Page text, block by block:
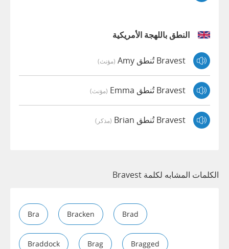
النطق باللهجة الأمريكية
Bravest تُنطق Amy (مؤنث)
Bravest تُنطق Emma (مؤنث)
Bravest تُنطق Brian (مذكر)
الكلمات المشابه لكلمة Bravest
Bra Bracken Brad
Braddock Brag Bragged